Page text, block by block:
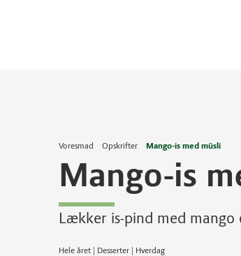
Voresmad Opskrifter Mango-is med müsli
Mango-is
Lækker is-pind med
Hele året | Desserter | Hverdag